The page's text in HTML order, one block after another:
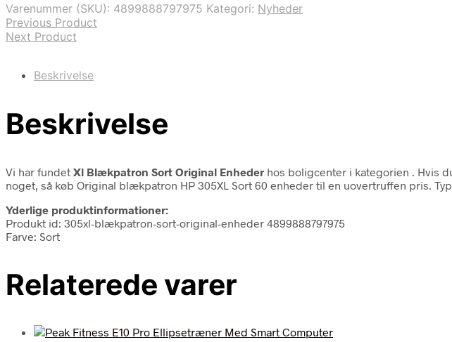
13.512,00 kr..11.699,00 kr..
Varenummer (SKU): 4899888797975 Kategori: Nyheder
Previous Product
Next Product
Beskrivelse
Beskrivelse
Vi har fundet Xl Blækpatron Sort Original Enheder hos boligcenter i kategorien
. Hvis
noget, så køb Original blækpatron HP 305XL Sort 60 enheder til en uovertruffen pris.
Yderlige produktinformationer:
Produkt id: 305xl-blækpatron-sort-original-enheder 4899888797975
Farve: Sort
Relaterede varer